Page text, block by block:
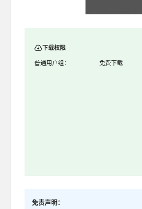
下载权限
普通用户组： 免费下载
免责声明：